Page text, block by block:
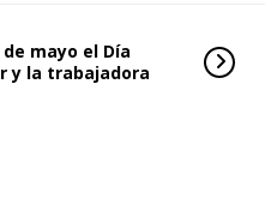
mayo el Día
y la trabajadora